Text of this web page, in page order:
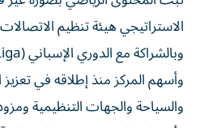
الاستراتيجي هيئة تنظيم
وبالشراكة مع الدوري الإسباني (LaLiga)، ويوروستار ملتيميديا.
وأسهم المركز منذ إطلاقه في تعزيز
والسياحة والجهات التنظيمية